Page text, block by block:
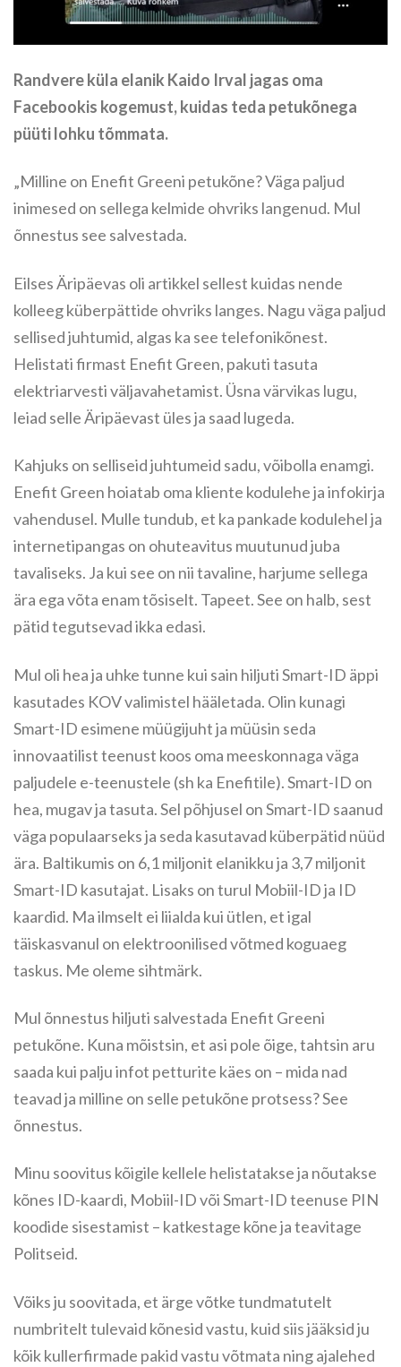
Randvere küla elanik Kaido Irval jagas oma
Facebookis kogemust, kuidas teda petukõnega
püüti lohku tõmmata.
„Milline on Enefit Greeni petukõne? Väga paljud
inimesed on sellega kelmide ohvriks langenud. Mul
õnnestus see salvestada.
Eilses Äripäevas oli artikkel sellest kuidas nende
kolleeg küberpättide ohvriks langes. Nagu väga paljud
sellised juhtumid, algas ka see telefonikõnest.
Helistati firmast Enefit Green, pakuti tasuta
elektriarvesti väljavahetamist. Üsna värvikas lugu,
leiad selle Äripäevast üles ja saad lugeda.
Kahjuks on selliseid juhtumeid sadu, võibolla enamgi.
Enefit Green hoiatab oma kliente kodulehe ja infokirja
vahendusel. Mulle tundub, et ka pankade kodulehel ja
internetipangas on ohuteavitus muutunud juba
tavaliseks. Ja kui see on nii tavaline, harjume sellega
ära ega võta enam tõsiselt. Tapeet. See on halb, sest
pätid tegutsevad ikka edasi.
Mul oli hea ja uhke tunne kui sain hiljuti Smart-ID äppi
kasutades KOV valimistel hääletada. Olin kunagi
Smart-ID esimene müügijuht ja müüsin seda
innovaatilist teenust koos oma meeskonnaga väga
paljudele e-teenustele (sh ka Enefitile). Smart-ID on
hea, mugav ja tasuta. Sel põhjusel on Smart-ID saanud
väga populaarseks ja seda kasutavad küberpätid nüüd
ära. Baltikumis on 6,1 miljonit elanikku ja 3,7 miljonit
Smart-ID kasutajat. Lisaks on turul Mobiil-ID ja ID
kaardid. Ma ilmselt ei liialda kui ütlen, et igal
täiskasvanul on elektroonilised võtmed koguaeg
taskus. Me oleme sihtmärk.
Mul õnnestus hiljuti salvestada Enefit Greeni
petukõne. Kuna mõistsin, et asi pole õige, tahtsin aru
saada kui palju infot petturite käes on – mida nad
teavad ja milline on selle petukõne protsess? See
õnnestus.
Minu soovitus kõigile kellele helistatakse ja nõutakse
kõnes ID-kaardi, Mobiil-ID või Smart-ID teenuse PIN
koodide sisestamist – katkestage kõne ja teavitage
Politseid.
Võiks ju soovitada, et ärge võtke tundmatutelt
numbritelt tulevaid kõnesid vastu, kuid siis jääksid ju
kõik kullerfirmade pakid vastu võtmata ning ajalehed